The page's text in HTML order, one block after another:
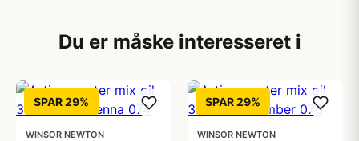
Du er måske interesseret i
SPAR 29%
WINSOR NEWTON
SPAR 29%
WINSOR NEWTON